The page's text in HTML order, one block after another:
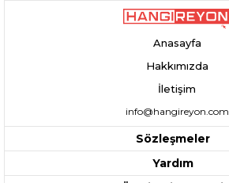
Anasayfa
Hakkımızda
İletişim
info@hangireyon.com
Sözleşmeler
Yardım